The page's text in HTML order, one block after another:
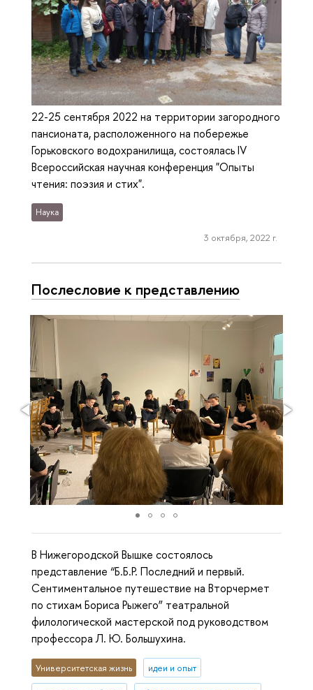
22-25 сентября 2022 на территории загородного
пансионата, расположенного на побережье
Горьковского водохранилища, состоялась IV
Всероссийская научная конференция "Опыты
чтения: поэзия и стих".
Наука
3 октября, 2022 г.
Послесловие к представлению
В Нижегородской Вышке состоялось
представление “Б.Б.Р. Последний и первый.
Сентиментальное путешествие на Вторчермет
по стихам Бориса Рыжего” театральной
филологической мастерской под руководством
профессора Л. Ю. Большухина.
Университетская жизнь идеи и опыт